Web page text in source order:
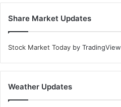
Share Market Updates
Stock Market Today by TradingView
Weather Updates